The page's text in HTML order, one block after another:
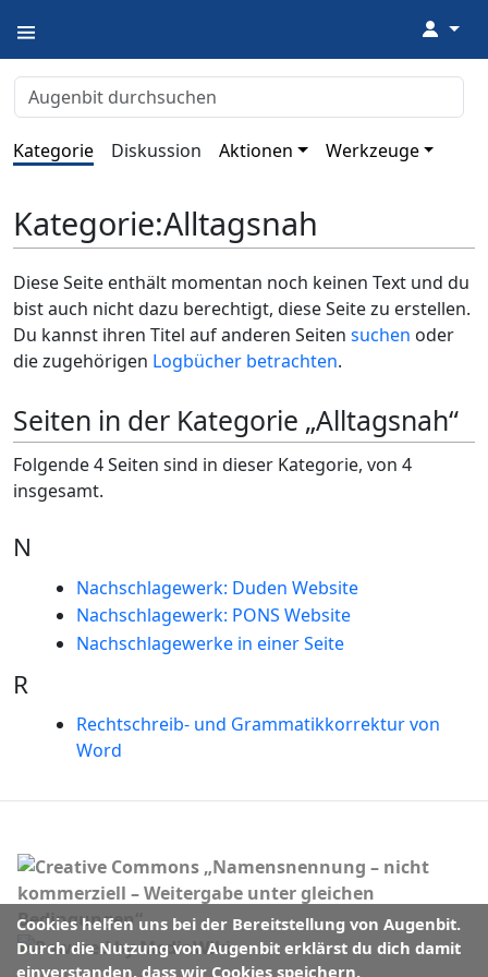
↓
Kategorie Diskussion Aktionen Werkzeuge
Kategorie:Alltagsnah
Diese Seite enthält momentan noch keinen Text und du
bist auch nicht dazu berechtigt, diese Seite zu erstellen.
Du kannst ihren Titel auf anderen Seiten suchen oder
die zugehörigen Logbücher betrachten.
Seiten in der Kategorie „Alltagsnah“
Folgende 4 Seiten sind in dieser Kategorie, von 4
insgesamt.
N
Nachschlagewerk: Duden Website
Nachschlagewerk: PONS Website
Nachschlagewerke in einer Seite
R
Rechtschreib- und Grammatikkorrektur von
Word
Cookies helfen uns bei der Bereitstellung von Augenbit.
Durch die Nutzung von Augenbit erklärst du dich damit
einverstanden, dass wir Cookies speichern.